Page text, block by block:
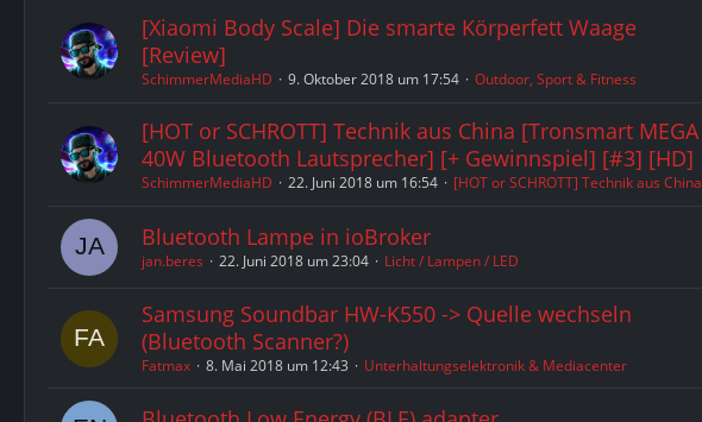
[Xiaomi Body Scale] Die smarte Körperfett Waage
[Review]
SchimmerMediaHD 9. Oktober 2018 um 17:54 Outdoor, Sport & Fitness
[HOT or SCHROTT] Technik aus China [Tronsmart MEGA
40W Bluetooth Lautsprecher] [+ Gewinnspiel] [#3] [HD]
SchimmerMediaHD 22. Juni 2018 um 16:54 [HOT or SCHROTT] Technik aus China
Bluetooth Lampe in ioBroker
jan.beres 22. Juni 2018 um 23:04 Licht / Lampen / LED
Samsung Soundbar HW-K550 -> Quelle wechseln
(Bluetooth Scanner?)
Fatmax 8. Mai 2018 um 12:43 Unterhaltungselektronik & Mediacenter